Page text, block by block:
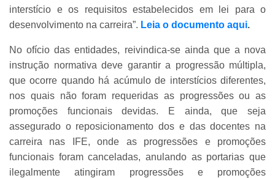
interstício e os requisitos estabelecidos em lei para o
desenvolvimento na carreira”. Leia o documento aqui.
No ofício das entidades, reivindica-se ainda que a nova
instrução normativa deve garantir a progressão múltipla,
que ocorre quando há acúmulo de interstícios diferentes,
nos quais não foram requeridas as progressões ou as
promoções funcionais devidas. E ainda, que seja
assegurado o reposicionamento dos e das docentes na
carreira nas IFE, onde as progressões e promoções
funcionais foram canceladas, anulando as portarias que
ilegalmente atingiram progressões e promoções